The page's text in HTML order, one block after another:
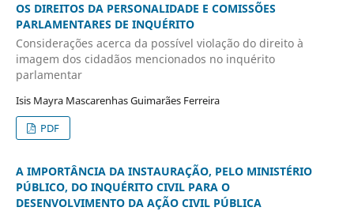
OS DIREITOS DA PERSONALIDADE E COMISSÕES
PARLAMENTARES DE INQUÉRITO
Considerações acerca da possível violação do direito à
imagem dos cidadãos mencionados no inquérito
parlamentar
Isis Mayra Mascarenhas Guimarães Ferreira
PDF
A IMPORTÂNCIA DA INSTAURAÇÃO, PELO MINISTÉRIO
PÚBLICO, DO INQUÉRITO CIVIL PARA O
DESENVOLVIMENTO DA AÇÃO CIVIL PÚBLICA